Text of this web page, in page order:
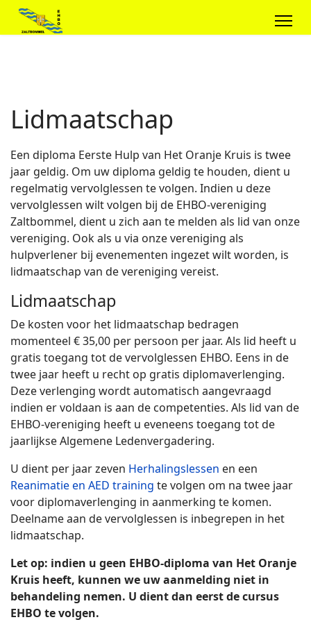
Lidmaatschap
Een diploma Eerste Hulp van Het Oranje Kruis is twee
jaar geldig. Om uw diploma geldig te houden, dient u
regelmatig vervolglessen te volgen. Indien u deze
vervolglessen wilt volgen bij de EHBO-vereniging
Zaltbommel, dient u zich aan te melden als lid van onze
vereniging. Ook als u via onze vereniging als
hulpverlener bij evenementen ingezet wilt worden, is
lidmaatschap van de vereniging vereist.
Lidmaatschap
De kosten voor het lidmaatschap bedragen
momenteel € 35,00 per persoon per jaar. Als lid heeft u
gratis toegang tot de vervolglessen EHBO. Eens in de
twee jaar heeft u recht op gratis diplomaverlenging.
Deze verlenging wordt automatisch aangevraagd
indien er voldaan is aan de competenties. Als lid van de
EHBO-vereniging heeft u eveneens toegang tot de
jaarlijkse Algemene Ledenvergadering.
U dient per jaar zeven Herhalingslessen en een
Reanimatie en AED training te volgen om na twee jaar
voor diplomaverlenging in aanmerking te komen.
Deelname aan de vervolglessen is inbegrepen in het
lidmaatschap.
Let op: indien u geen EHBO-diploma van Het Oranje
Kruis heeft, kunnen we uw aanmelding niet in
behandeling nemen. U dient dan eerst de cursus
EHBO te volgen.